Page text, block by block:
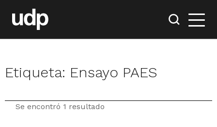
Etiqueta: Ensayo PAES
Se encontró 1 resultado